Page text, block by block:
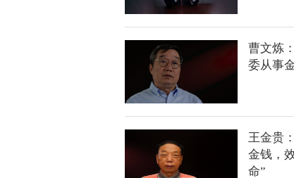
曹文炼
委从事
王金贵
金钱，
命”